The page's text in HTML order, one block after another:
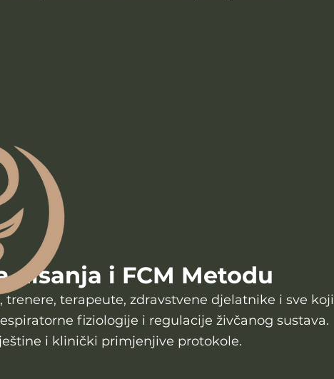
i FCM Metodu
terapeute, zdravstvene djelatnike i sve koji
fiziologije i regulacije živčanog sustava.
i klinički primjenjive protokole.